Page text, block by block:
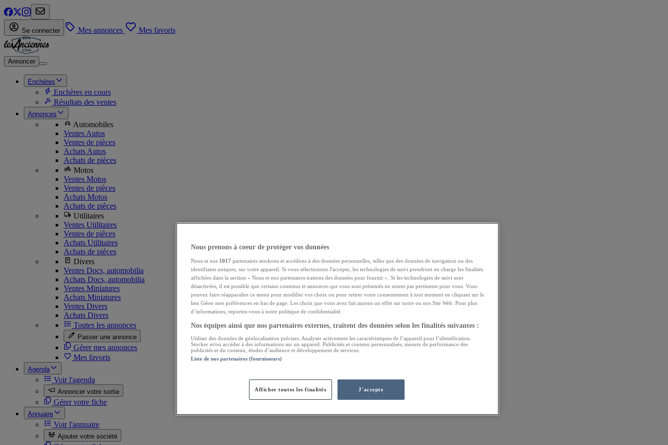
Se connecter Mes annonces Mes favoris
Annoncer
Enchères
Enchères en cours
Résultats des ventes
Annonces
Automobiles
Ventes Autos
Ventes de pièces
Achats Autos
Achats de pièces
Motos
Ventes Motos
Ventes de pièces
Achats Motos
Achats de pièces
Utilitaires
Ventes Utilitaires
Ventes de pièces
Achats Utilitaires
Achats de pièces
Divers
Ventes Docs, automobilia
Achats Docs, automobilia
Ventes Miniatures
Achats Miniatures
Ventes Divers
Achats Divers
Toutes les annonces
Passer une annonce
Gérer mes annonces
Mes favoris
Agenda
Voir l'agenda
Annoncer votre sortie
Gérer votre fiche
Annuaire
Voir l'annuaire
Ajouter votre société
Nous prenons à coeur de protéger vos données
Nous et nos 1017 partenaires stockons et accédons à des données personnelles, telles que des données de navigation ou des
identifiants uniques, sur votre appareil. Si vous sélectionnez J'accepte, les technologies de suivi prendront en charge les finalités
affichées dans la section « Nous et nos partenaires traitons des données pour fournir ». Si les technologies de suivi sont
désactivées, il est possible que certains contenus et annonces qui vous sont présentés ne soient pas pertinents pour vous. Vous
pouvez faire réapparaître ce menu pour modifier vos choix ou pour retirer votre consentement à tout moment en cliquant sur le
lien Gérer mes préférences en bas de page. Les choix que vous avez fait aurons un effet sur notre ou nos Site Web. Pour plus
d’informations, reportez-vous à notre politique de confidentialité.
Nos équipes ainsi que nos partenaires externes, traitent des données selon les finalités suivantes :
Utiliser des données de géolocalisation précises. Analyser activement les caractéristiques de l’appareil pour l’identification.
Stocker et/ou accéder à des informations sur un appareil. Publicités et contenu personnalisés, mesure de performance des
publicités et du contenu, études d’audience et développement de services.
Liste de nos partenaires (fournisseurs)
Afficher toutes les finalités J'accepte